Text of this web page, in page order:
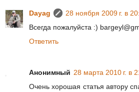
Dayag
28 ноября 2009 г. в
Всегда пожалуйста :)
Ответить
Анонимный 28 марта 2010 г. в
Очень хорошая статья автору